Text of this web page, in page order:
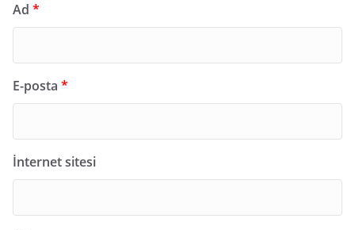
Ad *
E-posta *
İnternet sitesi